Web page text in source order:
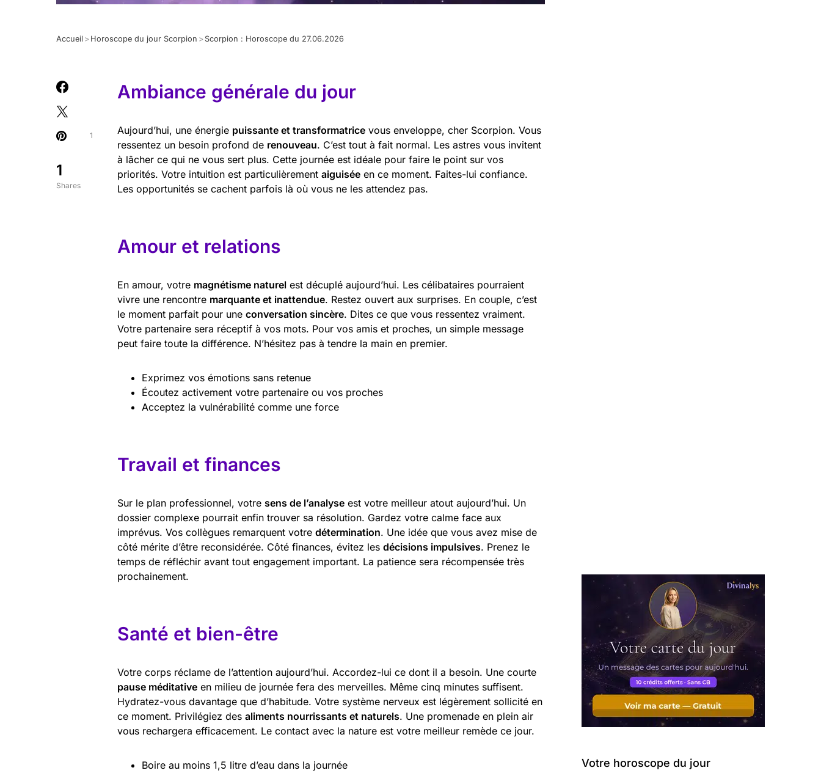
Accueil > Horoscope du jour Scorpion > Scorpion : Horoscope du 27.06.2026
1
Shares
1
Ambiance générale du jour
Aujourd’hui, une énergie puissante et transformatrice vous enveloppe, cher Scorpion. Vous
ressentez un besoin profond de renouveau. C’est tout à fait normal. Les astres vous invitent
à lâcher ce qui ne vous sert plus. Cette journée est idéale pour faire le point sur vos
priorités. Votre intuition est particulièrement aiguisée en ce moment. Faites-lui confiance.
Les opportunités se cachent parfois là où vous ne les attendez pas.
Amour et relations
En amour, votre magnétisme naturel est décuplé aujourd’hui. Les célibataires pourraient
vivre une rencontre marquante et inattendue. Restez ouvert aux surprises. En couple, c’est
le moment parfait pour une conversation sincère. Dites ce que vous ressentez vraiment.
Votre partenaire sera réceptif à vos mots. Pour vos amis et proches, un simple message
peut faire toute la différence. N’hésitez pas à tendre la main en premier.
Exprimez vos émotions sans retenue
Écoutez activement votre partenaire ou vos proches
Acceptez la vulnérabilité comme une force
Travail et finances
Sur le plan professionnel, votre sens de l’analyse est votre meilleur atout aujourd’hui. Un
dossier complexe pourrait enfin trouver sa résolution. Gardez votre calme face aux
imprévus. Vos collègues remarquent votre détermination. Une idée que vous avez mise de
côté mérite d’être reconsidérée. Côté finances, évitez les décisions impulsives. Prenez le
temps de réfléchir avant tout engagement important. La patience sera récompensée très
prochainement.
Santé et bien-être
Votre corps réclame de l’attention aujourd’hui. Accordez-lui ce dont il a besoin. Une courte
pause méditative en milieu de journée fera des merveilles. Même cinq minutes suffisent.
Hydratez-vous davantage que d’habitude. Votre système nerveux est légèrement sollicité en
ce moment. Privilégiez des aliments nourrissants et naturels. Une promenade en plein air
vous rechargera efficacement. Le contact avec la nature est votre meilleur remède ce jour.
Boire au moins 1,5 litre d’eau dans la journée
Votre horoscope du jour